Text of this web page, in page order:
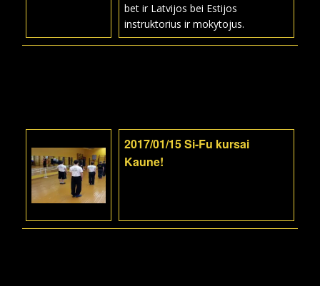
bet ir Latvijos bei Estijos
instruktorius ir mokytojus.
2017/01/15 Si-Fu kursai
Kaune!